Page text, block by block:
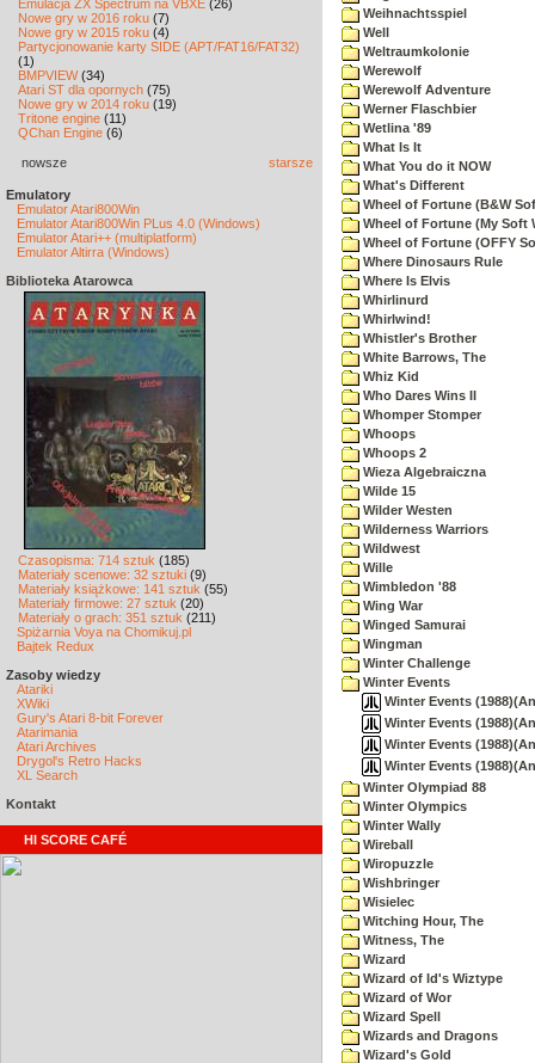
Emulacja ZX Spectrum na VBXE (26)
Nowe gry w 2016 roku (7)
Nowe gry w 2015 roku (4)
Partycjonowanie karty SIDE (APT/FAT16/FAT32)
(1)
BMPVIEW(34)
Atari ST dla opornych (75)
Nowe gry w 2014 roku (19)
Tritone engine (11)
QChan Engine (6)
nowsze starsze
Emulatory
Emulator Atari800Win
Emulator Atari800Win PLus 4.0 (Windows)
Emulator Atari++ (multiplatform)
Emulator Altirra (Windows)
Biblioteka Atarowca
Czasopisma: 714 sztuk (185)
Materiały scenowe: 32 sztuki (9)
Materiały książkowe: 141 sztuk (55)
Materiały firmowe: 27 sztuk (20)
Materiały o grach: 351 sztuk (211)
Spiżarnia Voya na Chomikuj.pl
Bajtek Redux
Zasoby wiedzy
Atariki
XWiki
Gury's Atari 8-bit Forever
Atarimania
Atari Archives
Drygol's Retro Hacks
XL Search
Kontakt
HI SCORE CAFÉ
Weihnachtsspiel
Well
Weltraumkolonie
Werewolf
Werewolf Adventure
Werner Flaschbier
Wetlina '89
What Is It
What You do it NOW
What's Different
Wheel of Fortune (B&W
Wheel of Fortune (My Soft
Wheel of Fortune (OFFY
Where Dinosaurs Rule
Where Is Elvis
Whirlinurd
Whirlwind!
Whistler's Brother
White Barrows, The
Whiz Kid
Who Dares Wins II
Whomper Stomper
Whoops
Whoops 2
Wieza Algebraiczna
Wilde 15
Wilder Westen
Wilderness Warriors
Wildwest
Wille
Wimbledon '88
Wing War
Winged Samurai
Wingman
Winter Challenge
Winter Events
Winter Events
Winter Events
Winter Events
Winter Events
Winter Olympiad 88
Winter Olympics
Winter Wally
Wireball
Wiropuzzle
Wishbringer
Wisielec
Witching Hour, The
Witness, The
Wizard
Wizard of Id's Wiztype
Wizard of Wor
Wizard Spell
Wizards and Dragons
Wizard's Gold